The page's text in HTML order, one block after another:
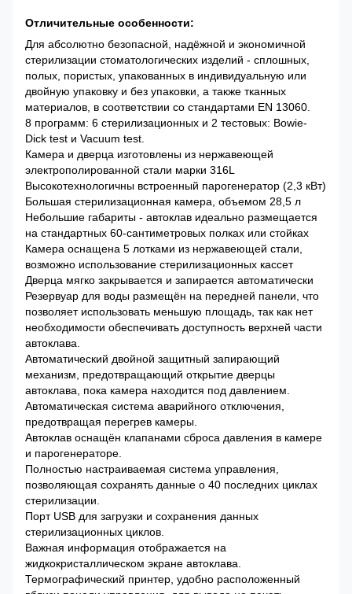
Отличительные особенности:
Для абсолютно безопасной, надёжной и экономичной
стерилизации стоматологических изделий - сплошных,
полых, пористых, упакованных в индивидуальную или
двойную упаковку и без упаковки, а также тканных
материалов, в соответствии со стандартами EN 13060.
8 программ: 6 стерилизационных и 2 тестовых: Bowie-
Dick test и Vacuum test.
Камера и дверца изготовлены из нержавеющей
электрополированной стали марки 316L
Высокотехнологичны встроенный парогенератор (2,3 кВт)
Большая стерилизационная камера, объемом 28,5 л
Небольшие габариты - автоклав идеально размещается
на стандартных 60-сантиметровых полках или стойках
Камера оснащена 5 лотками из нержавеющей стали,
возможно использование стерилизационных кассет
Дверца мягко закрывается и запирается автоматически
Резервуар для воды размещён на передней панели, что
позволяет использовать меньшую площадь, так как нет
необходимости обеспечивать доступность верхней части
автоклава.
Автоматический двойной защитный запирающий
механизм, предотвращающий открытие дверцы
автоклава, пока камера находится под давлением.
Автоматическая система аварийного отключения,
предотвращая перегрев камеры.
Автоклав оснащён клапанами сброса давления в камере
и парогенераторе.
Полностью настраиваемая система управления,
позволяющая сохранять данные о 40 последних циклах
стерилизации.
Порт USB для загрузки и сохранения данных
стерилизационных циклов.
Важная информация отображается на
жидкокристаллическом экране автоклава.
Термографический принтер, удобно расположенный